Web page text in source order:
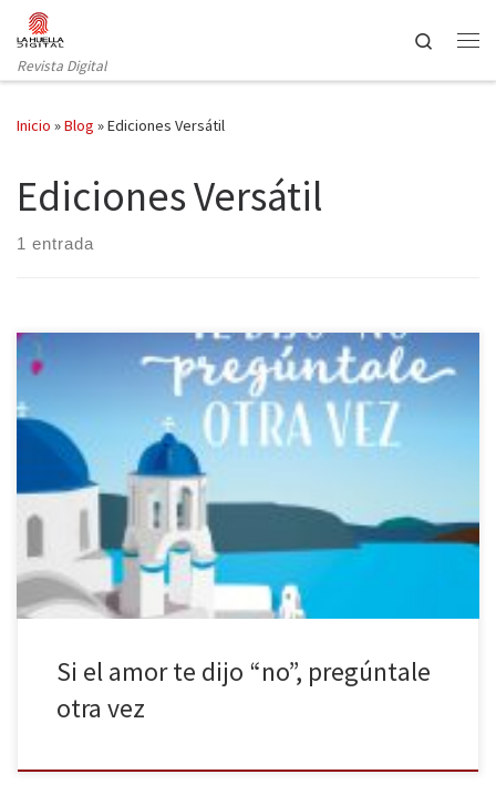
Saltar al contenido
Revista Digital
Search
Inicio »Blog »Ediciones Versátil
Ediciones Versátil
1 entrada
Si el amor te dijo “no” pregúntale otra vez, una novela que lucha
por esas segundas oportunidades en el terreno sentimental.
¿Quién dijo que había que ser conformista en el amor? Desde
luego, las protagonistas de este libro (Alejandra, Helena e Irene)
creen que no desde tres perspectivas y tres […]
Si el amor te dijo “no”, pregúntale
otra vez